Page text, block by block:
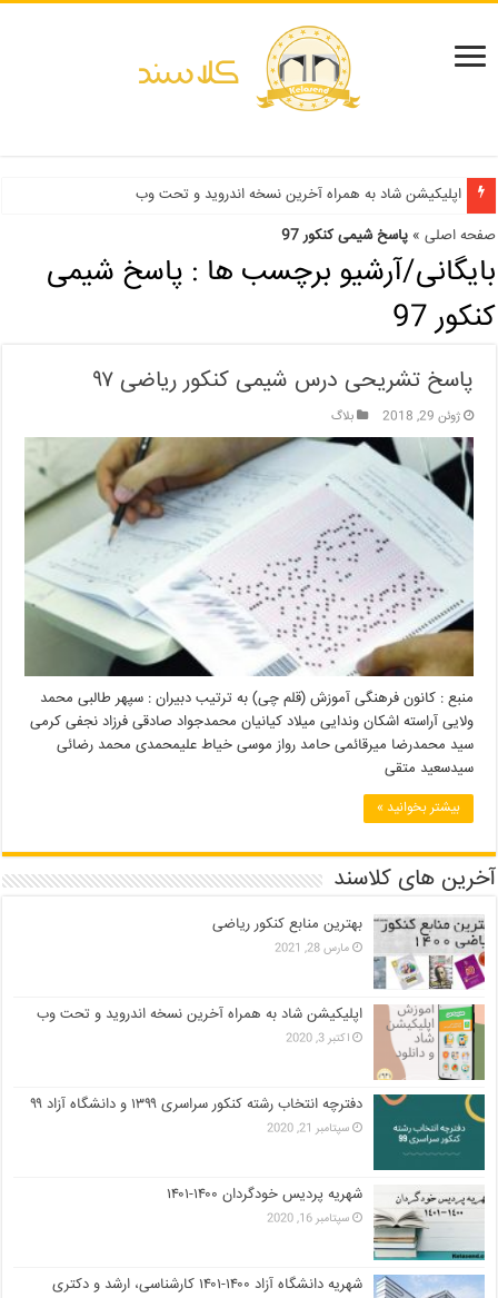
اپلیکیشن شاد به همراه آخرین نسخه اندروید و تحت وب
دفترچه انتخاب رشته کنکور سراسری ۱۳۹۹ و دانشگاه آزاد ۹۹
صفحه اصلی »پاسخ شیمی کنکور 97
بایگانی/آرشیو برچسب ها : پاسخ شیمی
کنکور 97
پاسخ تشریحی درس شیمی کنکور ریاضی ۹۷
ژوئن 29, 2018 بلاگ
منبع : کانون فرهنگی آموزش (قلم چی) به ترتیب دبیران : سپهر طالبی محمد
ولایی آراسته اشکان وندایی میلاد کیانیان محمدجواد صادقی فرزاد نجفی کرمی
سید محمدرضا میرقائمی حامد رواز موسی خیاط علیمحمدی محمد رضائی
سیدسعید متقی
بیشتر بخوانید »
آخرین های کلاسند
بهترین منابع کنکور ریاضی
مارس 28, 2021
اپلیکیشن شاد به همراه آخرین نسخه اندروید و تحت وب
اکتبر 3, 2020
دفترچه انتخاب رشته کنکور سراسری ۱۳۹۹ و دانشگاه آزاد ۹۹
سپتامبر 21, 2020
شهریه پردیس خودگردان ۱۴۰۰-۱۴۰۱
سپتامبر 16, 2020
شهریه دانشگاه آزاد ۱۴۰۰-۱۴۰۱ کارشناسی، ارشد و دکتری